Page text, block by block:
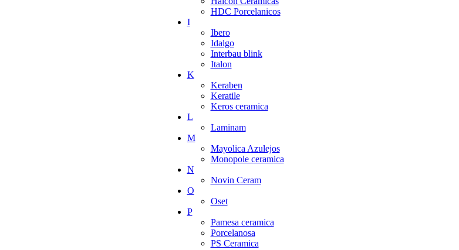
HDC Porcelanicos
I
Ibero
Idalgo
Interbau blink
Italon
K
Keraben
Keratile
Keros ceramica
L
Laminam
M
Mayolica Azulejos
Monopole ceramica
N
Novin Ceram
O
Oset
P
Pamesa ceramica
Porcelanosa
PS Ceramica